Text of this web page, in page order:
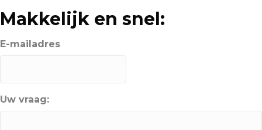
Makkelijk en snel:
E-mailadres
Uw vraag: